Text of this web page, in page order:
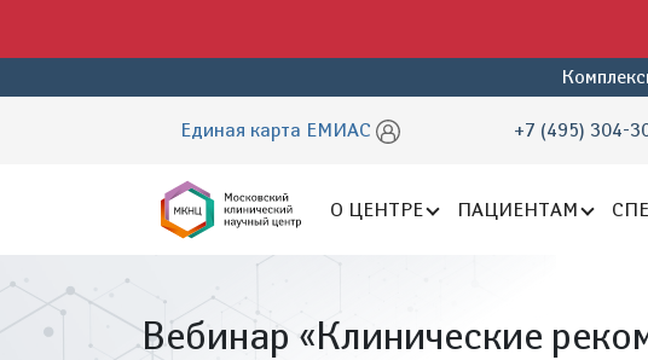
Единая карта ЕМИАС +7 (495) 304-
О ЦЕНТРЕ ПАЦИЕНТАМ
Вебинар «Клинические